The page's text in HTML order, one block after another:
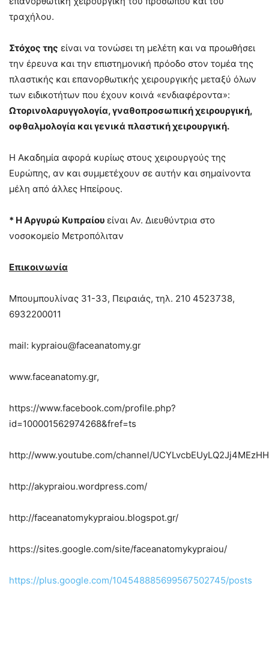
τραχήλου.
Στόχος της είναι να τονώσει τη μελέτη και να προωθήσει
την έρευνα και την επιστημονική πρόοδο στον τομέα της
πλαστικής και επανορθωτικής χειρουργικής μεταξύ όλων
των ειδικοτήτων που έχουν κοινά «ενδιαφέροντα»:
Ωτορινολαρυγγολογία, γναθοπροσωπική χειρουργική,
οφθαλμολογία και γενικά πλαστική χειρουργική.
Η Ακαδημία αφορά κυρίως στους χειρουργούς της
Ευρώπης, αν και συμμετέχουν σε αυτήν και σημαίνοντα
μέλη από άλλες Ηπείρους.
* ΗΑργυρώ Κυπραίου είναι Αν. Διευθύντρια στο
νοσοκομείο Μετροπόλιταν
Επικοινωνία
Μπουμπουλίνας 31-33, Πειραιάς, τηλ. 210 4523738,
6932200011
mail: kypraiou@faceanatomy.gr
www.faceanatomy.gr,
https://www.facebook.com/profile.php?
id=100001562974268&fref=ts
http://www.youtube.com/channel/
http://akypraiou.wordpress.com/
http://faceanatomykypraiou.blogspot.gr/
https://sites.google.com/site/faceanatomykypraiou/
https://plus.google.com/104548885699567502745/posts